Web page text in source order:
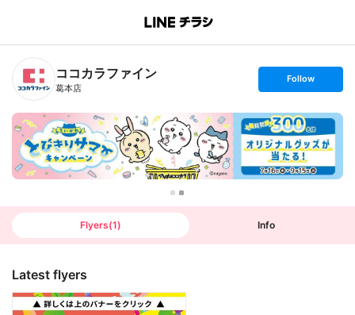
B
n
T
ココカラファイン
葛本店
s
t
o
l
l
o
w
Follow
Flyers(1) Info
Latest flyers